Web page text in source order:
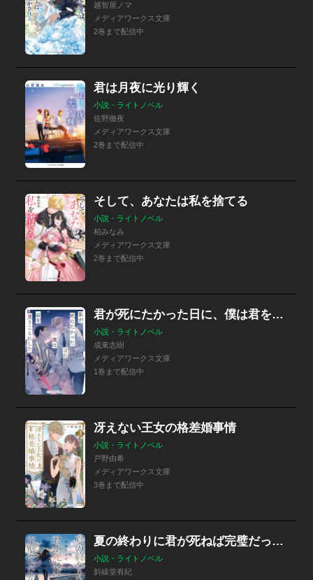
越智屋ノマ
メディアワークス文庫
2巻まで配信中
君は月夜に光り輝く
小説・ライトノベル
佐野徹夜
メディアワークス文庫
2巻まで配信中
そして、あなたは私を捨てる
小説・ライトノベル
柏みなみ
メディアワークス文庫
2巻まで配信中
君が死にたかった日に、僕は君を買うことにした
小説・ライトノベル
成東志樹
メディアワークス文庫
1巻まで配信中
冴えない王女の格差婚事情
小説・ライトノベル
戸野由希
メディアワークス文庫
3巻まで配信中
夏の終わりに君が死ねば完璧だったから
小説・ライトノベル
斜線堂有紀